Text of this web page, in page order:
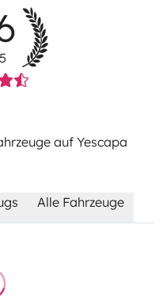
auf Yescapa
Alle Fahrzeuge